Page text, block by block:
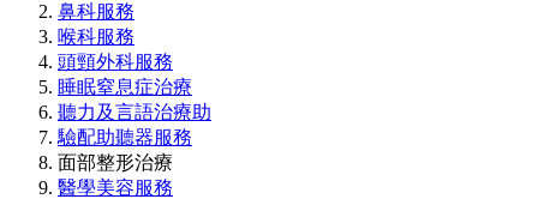
鼻科服務
喉科服務
頭頸外科服務
睡眠窒息症治療
聽力及言語治療助
驗配助聽器服務
面部整形治療
醫學美容服務